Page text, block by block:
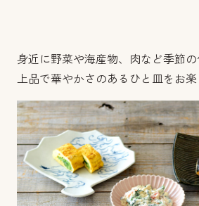
身近に野菜や海産物、肉など季節
上品で華やかさのあるひと皿をお楽